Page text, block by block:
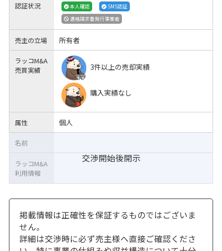
認証状況 本人確認
SMS認証
適格請求書発行事業者
売主の立場 所有者
ラッコM&A
売買実績
3件以上の売却実績
購入実績なし
属性 個人
交渉開始後開示
名前
ラッコM&A
利用情報
掲載情報は正確性を保証するものではございま
せん。
詳細は交渉時に必ず売主様へ直接ご確認くださ